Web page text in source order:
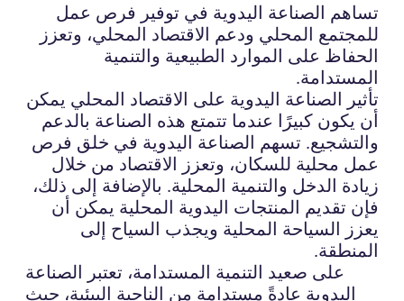
تساهم الصناعة اليدوية في توفير فرص عمل
للمجتمع المحلي ودعم الاقتصاد المحلي، وتعزز
الحفاظ على الموارد الطبيعية والتنمية
المستدامة.
تأثير الصناعة اليدوية على الاقتصاد المحلي يمكن
أن يكون كبيرًا عندما تتمتع هذه الصناعة بالدعم
والتشجيع. تسهم الصناعة اليدوية في خلق فرص
عمل محلية للسكان، وتعزز الاقتصاد من خلال
زيادة الدخل والتنمية المحلية. بالإضافة إلى ذلك،
فإن تقديم المنتجات اليدوية المحلية يمكن أن
يعزز السياحة المحلية ويجذب السياح إلى
المنطقة.
على صعيد التنمية المستدامة، تعتبر الصناعة
اليدوية عادةً مستدامة من الناحية البيئية، حيث